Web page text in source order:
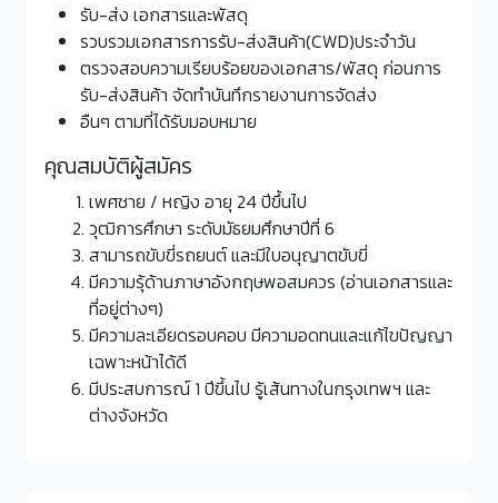
รับ-ส่ง เอกสารและพัสดุ
รวบรวมเอกสารการรับ-ส่งสินค้า(CWD)ประจำวัน
ตรวจสอบความเรียบร้อยของเอกสาร/พัสดุ ก่อนการ
รับ-ส่งสินค้า จัดทำบันทึกรายงานการจัดส่ง
อืนๆ ตามที่ได้รับมอบหมาย
คุณสมบัติผู้สมัคร
เพศชาย / หญิง อายุ 24 ปีขึ้นไป
วุฒิการศึกษา ระดับมัธยมศึกษาปีที่ 6
สามารถขับขี่รถยนต์ และมีใบอนุญาตขับขี่
มีความรุ้ด้านภาษาอังกฤษพอสมควร (อ่านเอกสารและ
ที่อยู่ต่างๆ)
มีความละเอียดรอบคอบ มีความอดทนและแก้ไขปัญญา
เฉพาะหน้าได้ดี
มีประสบการณ์ 1 ปีขึ้นไป รู้เส้นทางในกรุงเทพฯ และ
ต่างจังหวัด